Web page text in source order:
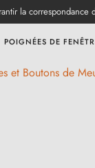
la
POIGNÉES DE
et Boutons de